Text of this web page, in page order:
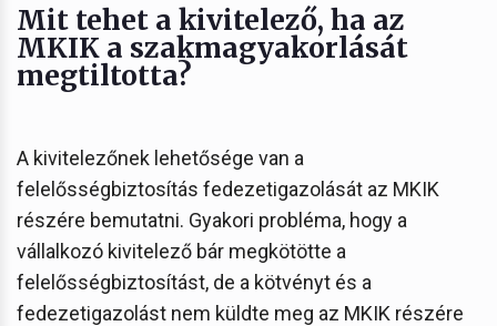
Mit tehet a kivitelező, ha az
MKIK a szakmagyakorlását
megtiltotta?
A kivitelezőnek lehetősége van a
felelősségbiztosítás fedezetigazolását az MKIK
részére bemutatni. Gyakori probléma, hogy a
vállalkozó kivitelező bár megkötötte a
felelősségbiztosítást, de a kötvényt és a
fedezetigazolást nem küldte meg az MKIK részére